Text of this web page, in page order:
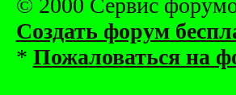
© 2000 Сервис
Создать форум
* Пожаловаться на